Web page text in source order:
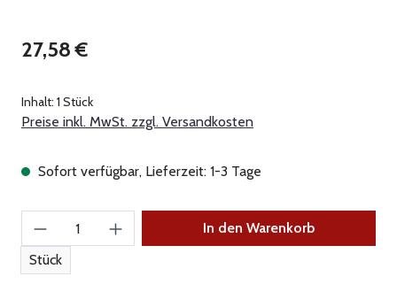
Regulärer Preis:
27,58 €
Inhalt: 1 Stück
Preise inkl. MwSt. zzgl. Versandkosten
Sofort verfügbar, Lieferzeit: 1-3 Tage
Produkt Anzahl: Gib den gewünschten Wert
Stück
In den Warenkorb